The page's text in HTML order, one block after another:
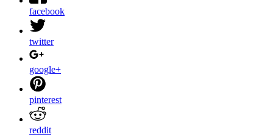
facebook
twitter
google+
pinterest
reddit